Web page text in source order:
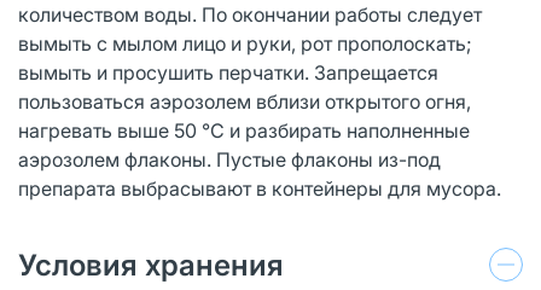
количеством воды. По окончании работы следует
вымыть с мылом лицо и руки, рот прополоскать;
вымыть и просушить перчатки. Запрещается
пользоваться аэрозолем вблизи открытого огня,
нагревать выше 50 °С и разбирать наполненные
аэрозолем флаконы. Пустые флаконы из-под
препарата выбрасывают в контейнеры для мусора.
Условия хранения